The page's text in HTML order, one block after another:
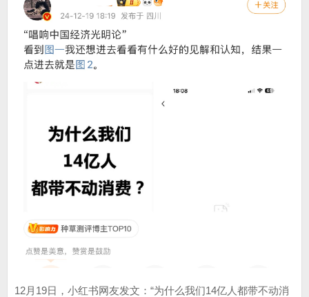
12月19日，小红书网友发文：“为什么我们14亿人都带不动消